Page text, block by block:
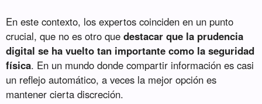
En este contexto, los expertos coinciden en un punto
crucial, que no es otro quedestacar que la prudencia
digital se ha vuelto tan importante como la seguridad
física. En un mundo donde compartir información es casi
un reflejo automático, a veces la mejor opción es
mantener cierta discreción.